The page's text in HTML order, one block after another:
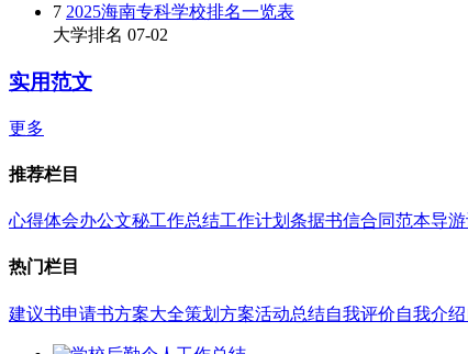
7 2025海南专科学校排名一览表
大学排名 07-02
实用范文
更多
推荐栏目
心得体会办公文秘工作总结工作计划 条据书信合同范本导
热门栏目
建议书申请书方案大全策划方案活动总结自我评价自我介绍